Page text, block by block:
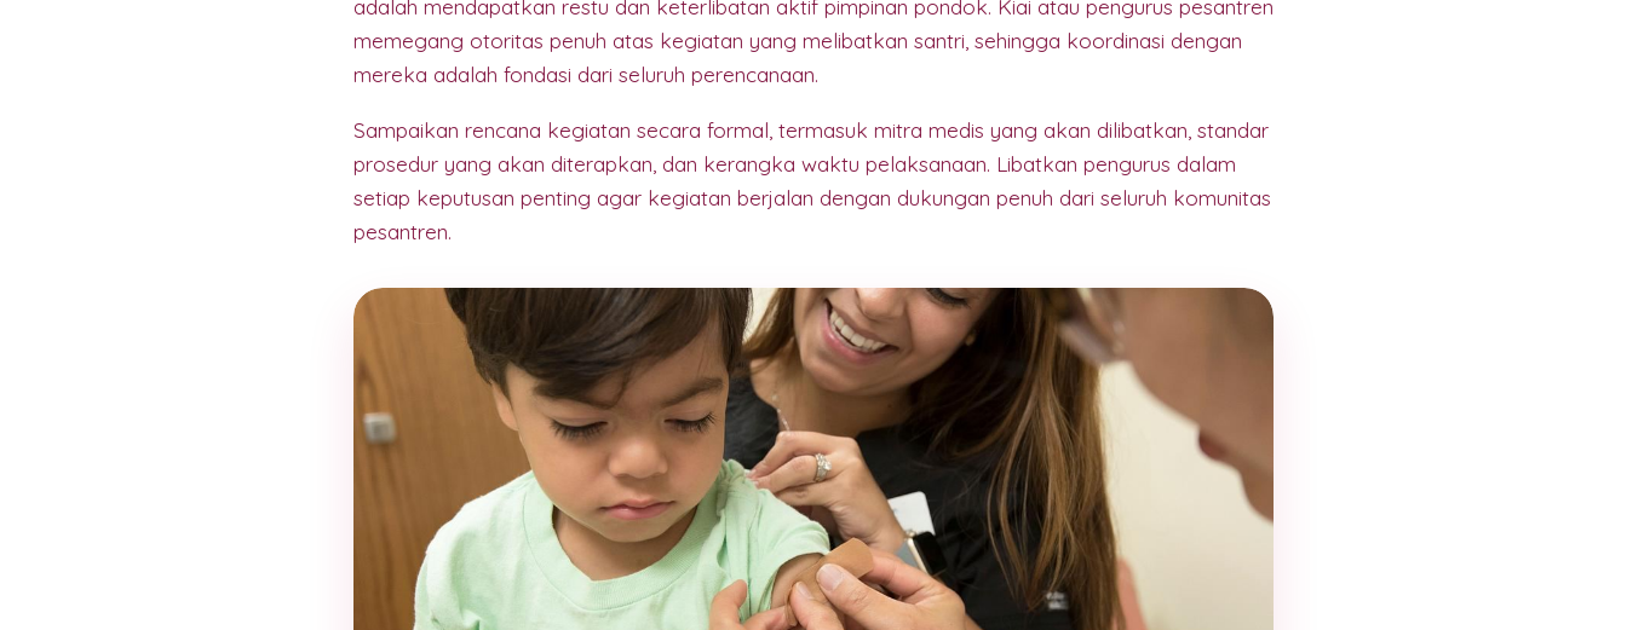
adalah mendapatkan restu dan keterlibatan aktif pimpinan pondok. Kiai atau pengurus pesantren
memegang otoritas penuh atas kegiatan yang melibatkan santri, sehingga koordinasi dengan
mereka adalah fondasi dari seluruh perencanaan.
Sampaikan rencana kegiatan secara formal, termasuk mitra medis yang akan dilibatkan, standar
prosedur yang akan diterapkan, dan kerangka waktu pelaksanaan. Libatkan pengurus dalam
setiap keputusan penting agar kegiatan berjalan dengan dukungan penuh dari seluruh komunitas
pesantren.